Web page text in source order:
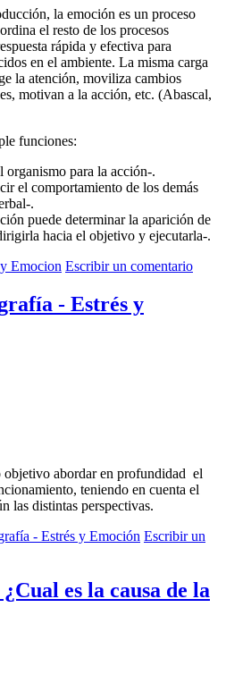
la emoción es un proceso
el resto de los procesos
rápida y efectiva para
en el ambiente. La misma carga
la atención, moviliza cambios
motivan a la acción, etc. (Abascal,
funciones:
organismo para la acción-.
el comportamiento de los demás
.
puede determinar la aparición de
hacia el objetivo y ejecutarla-.
Emocion Escribir un comentario
- Estrés y
objetivo abordar en profundidad el
teniendo en cuenta el
las distintas perspectivas.
- Estrés y Emoción Escribir un
es la causa de la